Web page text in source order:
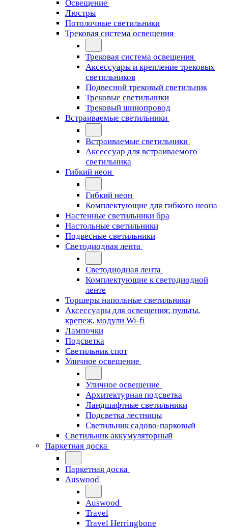
Освещение
Люстры
Потолочные светильники
Трековая система освещения
Трековая система освещения
Аксессуары и крепление трековых
светильников
Подвесной трековый светильник
Трековые светильники
Трековый шинопровод
Встраиваемые светильники
Встраиваемые светильники
Аксессуар для встраиваемого
светильника
Гибкий неон
Гибкий неон
Комплектующие для гибкого неона
Настенные светильники бра
Настольные светильники
Подвесные светильники
Светодиодная лента
Светодиодная лента
Комплектующие к светодиодной
ленте
Торшеры напольные светильники
Аксессуары для освещения: пульты,
крепеж, модули Wi-fi
Лампочки
Подсветка
Светильник спот
Уличное освещение
Уличное освещение
Архитектурная подсветка
Ландшафтные светильники
Подсветка лестницы
Светильник садово-парковый
Светильник аккумуляторный
Паркетная доска
Паркетная доска
Auswood
Auswood
Travel
Travel Herringbone